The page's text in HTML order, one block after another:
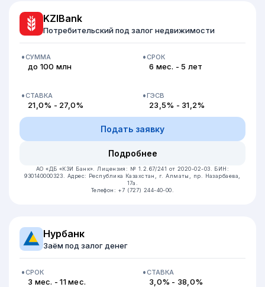
KZIBank
Потребительский под залог недвижимости
СУММА
до 100 млн
СРОК
6 мес. - 5 лет
СТАВКА
21,0% - 27,0%
ГЭСВ
23,5% - 31,2%
Подать заявку
Подробнее
АО «ДБ «КЗИ Банк». Лицензия: № 1.2.67/241 от 2020-02-03. БИН:
930140000323. Адрес: Республика Казахстан, ​г. Алматы, пр. Назарбаева,
17а.
Телефон: +7 (727) 244-40-00.
Нурбанк
Заём под залог денег
СРОК
3 мес. - 11 мес.
СТАВКА
3,0% - 38,0%